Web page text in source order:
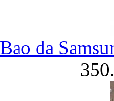
Bao da